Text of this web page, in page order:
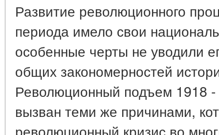
Развитие революционного
периода имело свои
особенные черты не уводили
общих закономерностей
Революционный подъем 1918 -
вызван теми же причинами,
революционный кризис во